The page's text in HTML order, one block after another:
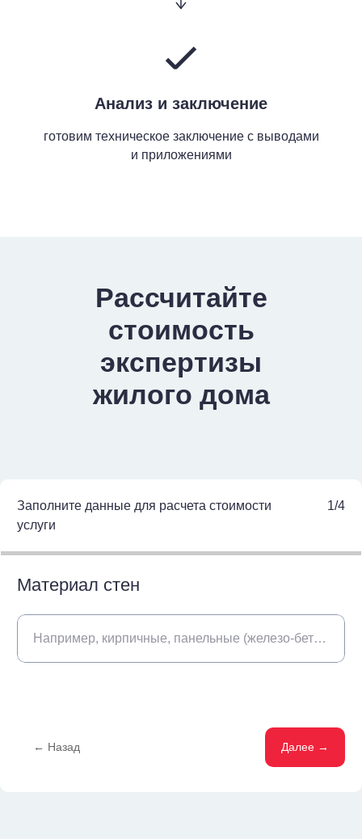
Анализ и заключение
готовим техническое заключение с выводами
и приложениями
Рассчитайте
стоимость
экспертизы
жилого дома
Заполните данные для расчета стоимости
услуги
1/4
Материал стен
Например, кирпичные, панельные (железо-бетонные), деревянные
← Назад Далее →